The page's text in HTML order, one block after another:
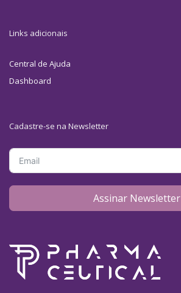
Links adicionais
Central de Ajuda
Dashboard
Cadastre-se na Newsletter
Assinar Newsletter